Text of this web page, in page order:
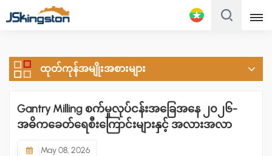
မြန်မာ
English
Français
Русский
ထုတ်ကုန်အမျိုးအစားများ
Gantry Milling စက်မှုလုပ်ငန်းအခြေအနေ ၂၀၂၆-
အဓိကခေတ်ရေစီးကြောင်းများနှင့် အလားအလာ
May 08, 2026